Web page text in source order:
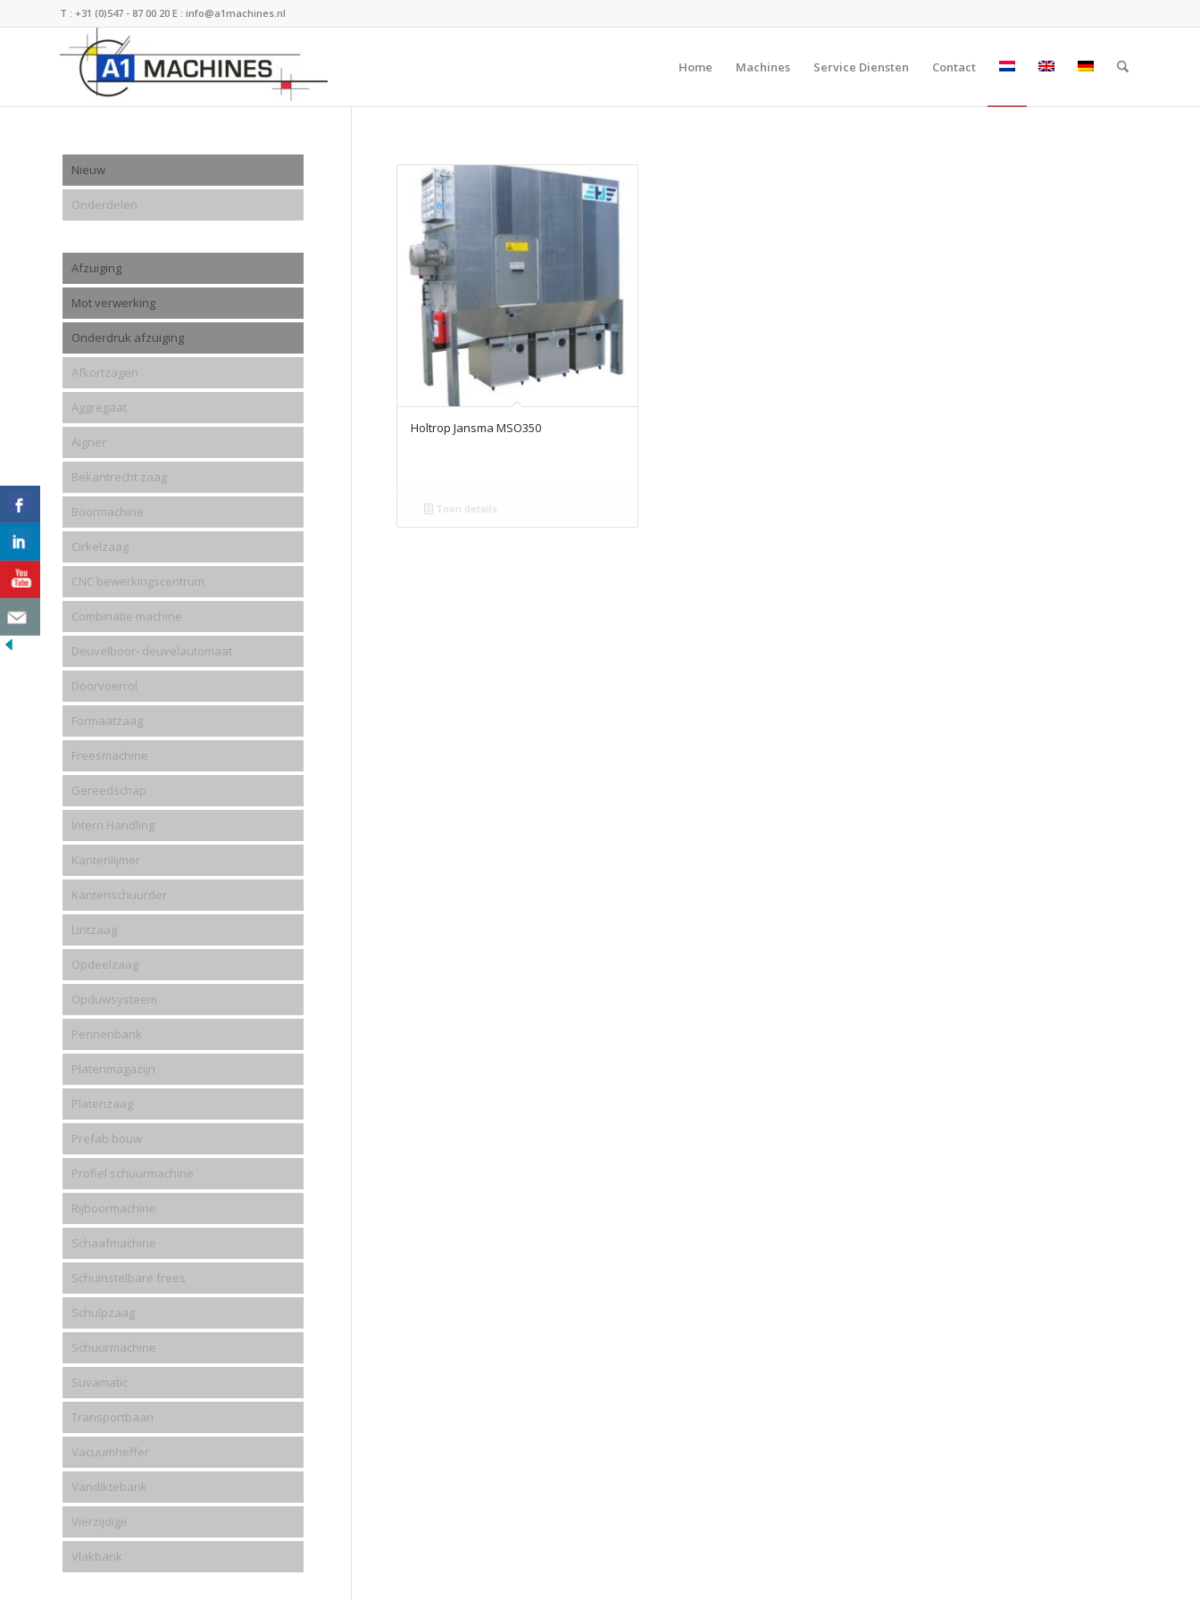
T : +31 (0)547 - 87 00 20 E : info@a1machines.nl
Home Machines Service Diensten Contact
Holtrop Jansma MSO350
Toon details
Nieuw
Onderdelen
Afzuiging
Mot verwerking
Onderdruk afzuiging
Afkortzagen
Aggregaat
Aigner
Bekantrecht zaag
Boormachine
Cirkelzaag
CNC bewerkingscentrum
Combinatie machine
Deuvelboor- deuvelautomaat
Doorvoerrol
Formaatzaag
Freesmachine
Gereedschap
Intern Handling
Kantenlijmer
Kantenschuurder
Lintzaag
Opdeelzaag
Opduwsysteem
Pennenbank
Platenmagazijn
Platenzaag
Prefab bouw
Profiel schuurmachine
Rijboormachine
Schaafmachine
Schuinstelbare frees
Schulpzaag
Schuurmachine
Suvamatic
Transportbaan
Vacuumheffer
Vandiktebank
Vierzijdige
Vlakbank